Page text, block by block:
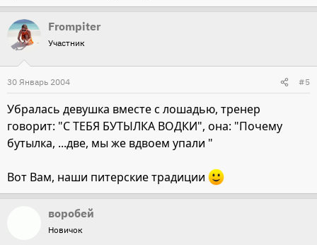
Frompiter
Участник
30 Январь 2004 #5
Убралась девушка вместе с лошадью, тренер
говорит: "С ТЕБЯ БУТЫЛКА ВОДКИ", она: "Почему
бутылка, ...две, мы же вдвоем упали "
Вот Вам, наши питерские традиции
воробей
Новичок